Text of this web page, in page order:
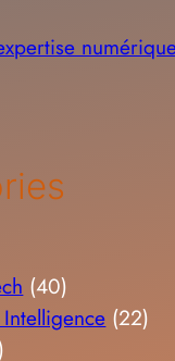
(40)
(22)